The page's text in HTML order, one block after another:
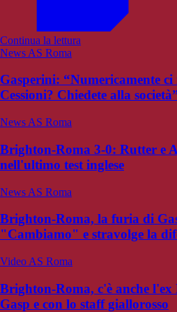
Continua la lettura
News AS Roma
Gasperini: “Numericamente ci
Cessioni? Chiedete alla
News AS Roma
Brighton-Roma 3-0: Rutter e
nell'ultimo test inglese
News AS Roma
Brighton-Roma, la furia di
"Cambiamo" e stravolge la
Video AS Roma
Brighton-Roma, c'è anche l'ex
Gasp e con lo staff giallorosso